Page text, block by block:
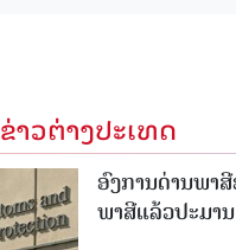
ຂ່າວຕ່າງປະເທດ
ອົງການດ່ານພາສີ
ພາສີແລ້ວປະມາ